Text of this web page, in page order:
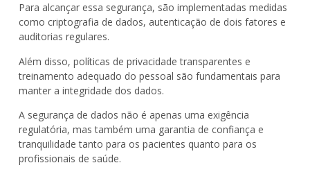
Para alcançar essa segurança, são implementadas medidas
como criptografia de dados, autenticação de dois fatores e
auditorias regulares.
Além disso, políticas de privacidade transparentes e
treinamento adequado do pessoal são fundamentais para
manter a integridade dos dados.
A segurança de dados não é apenas uma exigência
regulatória, mas também uma garantia de confiança e
tranquilidade tanto para os pacientes quanto para os
profissionais de saúde.